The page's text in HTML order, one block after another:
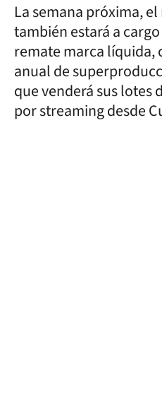
La semana próxima,
también estará a
remate marca líquida,
anual de
que venderá sus lotes
por streaming desde